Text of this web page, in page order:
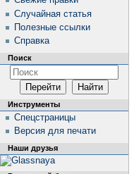
Случайная статья
Полезные ссылки
Справка
Поиск
Инструменты
Спецстраницы
Версия для печати
Наши друзья